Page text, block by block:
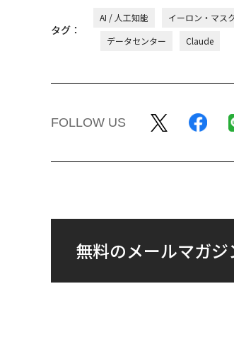
タグ：
AI / 人工知能 イーロン・マス
データセンター
Claude
FOLLOW US
無料のメールマガ